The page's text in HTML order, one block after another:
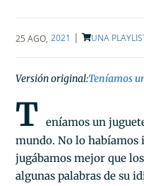
25 AGO, 2021 | UNA
Versión original:Teníamos
T eníamos un
mundo. No lo habíamos
jugábamos mejor que
algunas palabras de su